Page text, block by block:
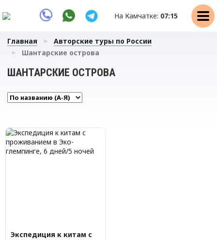
На Камчатке: 07:15
Главная
Авторские туры по России
Шантарские острова
ШАНТАРСКИЕ ОСТРОВА
Экспедиция к китам с